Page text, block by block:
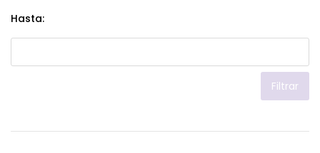
Hasta:
Filtrar